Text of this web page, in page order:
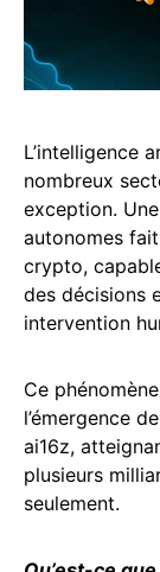
L’intelligence
nombreux
exception.
autonomes
crypto,
des décisions
intervention
Ce
l’émergence
ai16z,
plusieurs
seulement.